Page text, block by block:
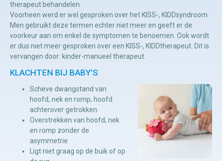
Contact
Osteopathie
Manuele
therapie
Viscerale
therapie
Craniosacraal
therapie
Fysiotherapie
therapeut behandelen.
Voorheen werd er wel gesproken over het KISS-, KIDDsyndroom.
Men gebruikt deze termen echter niet meer en geeft er de
voorkeur aan om enkel de symptomen te benoemen. Ook wordt
er dus niet meer gesproken over een KISS-, KIDDtherapeut. Dit is
vervangen door: kinder-manueel therapeut.
KLACHTEN BIJ BABY’S
Scheve dwangstand van
hoofd, nek en romp, hoofd
achterover getrokken
Overstrekken van hoofd, nek
en romp zonder de
asymmetrie
Ligt niet graag op de buik of op